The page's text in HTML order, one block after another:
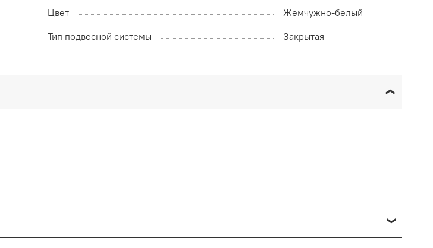
Цвет
Жемчужно-белый
Тип подвесной системы Закрытая